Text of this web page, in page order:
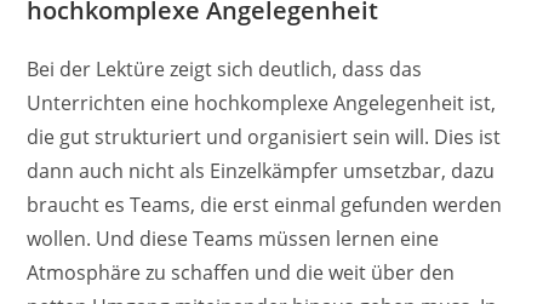
hochkomplexe Angelegenheit
Bei der Lektüre zeigt sich deutlich, dass das
Unterrichten eine hochkomplexe Angelegenheit ist,
die gut strukturiert und organisiert sein will. Dies ist
dann auch nicht als Einzelkämpfer umsetzbar, dazu
braucht es Teams, die erst einmal gefunden werden
wollen. Und diese Teams müssen lernen eine
Atmosphäre zu schaffen und die weit über den